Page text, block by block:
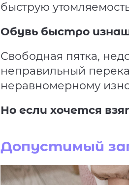
быструю
Обувь быстро
Свободная пятка,
неправильный
неравномерному
Но если хочется
Допустимый